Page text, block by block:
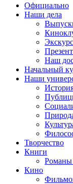
Официально
Наши дела
Наш
Начальный
Наши
Творчество
Книги
Романы
Кино